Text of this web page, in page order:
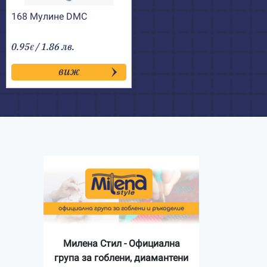
168 Мулине DMC
0.95€ / 1.86 лв.
виж
Милена Стил - Официална
група за гоблени, диамантени